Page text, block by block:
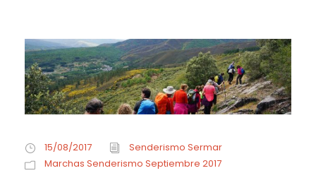
15/08/2017
Senderismo Sermar
Marchas Senderismo Septiembre 2017